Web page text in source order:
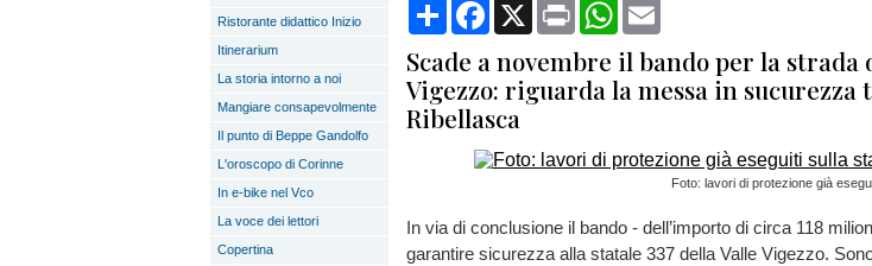
Ristorante didattico Inizio
Itinerarium
La storia intorno a noi
Mangiare consapevolmente
Il punto di Beppe Gandolfo
L'oroscopo di Corinne
In e-bike nel Vco
La voce dei lettori
Copertina
CondividiFacebook
X Print WhatsApp
Scade a novembre il bando per la strada
Vigezzo: riguarda la messa in sucurezza
Ribellasca
Foto: lavori di protezione già
In via di conclusione il bando - dell’importo di circa 118
garantire sicurezza alla statale 337 della Valle Vigezzo.